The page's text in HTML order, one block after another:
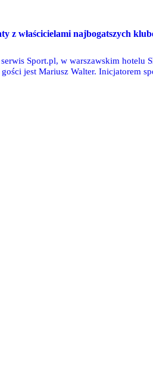
z właścicielami najbogatszych
Sport.pl, w warszawskim hotelu
jest Mariusz Walter. Inicjatorem